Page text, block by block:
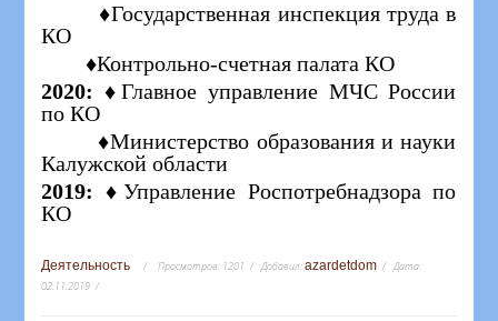
♦Государственная инспекция труда в
КО
♦Контрольно-счетная палата КО
2020: ♦Главное управление МЧС России
по КО
♦Министерство образования и науки
Калужской области
2019: ♦Управление Роспотребнадзора по
КО
Деятельность Просмотров: 1201 Добавил:azardetdom
Дата:
02.11.2019